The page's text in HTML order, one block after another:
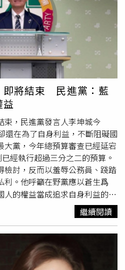
7日（五）09:30至10:15：台南
（一）14:00至14:45：苗栗
、雲林縣、嘉義市、嘉義縣8
：金門縣、連江縣、澎湖縣8月
蓮縣、台東縣8月13日（四）
隆市、台北市、新北市、桃園
演習期間暫停服務的時間及
10:30：台南市、高雄市、屏東
：台中市、苗栗縣、彰化
縣、嘉義市8月11日（二）
湖縣8月12日（三）13:00至
13日（四）14:00至15:00：宜
市、桃園市、新竹市、新竹縣
即將結束 民進黨：藍
益
束，民進黨發言人李坤城今
還在為了自身利益，不斷阻礙國
大黨，今年總預算審查已經延宕
經執行超過三分之二的預算。
檢討，反而以羞辱公務員、踐踏
。他呼籲在野黨應以蒼生爲
的權益當成追求自身利益的墊
教育文化委員會召委羅廷瑋，自
發展基本法》草案，只因運動部
不需要另立專法」，羅廷瑋便惱
，不讓李洋部長上台答詢。這是
敬，還是在向「我就是比你大」
國民體育法》等相關法規已有充
繼續閱讀